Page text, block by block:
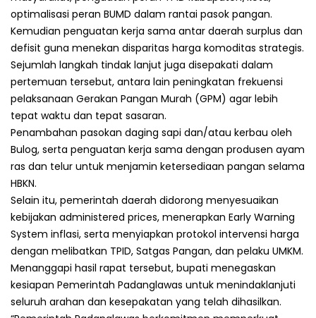
optimalisasi peran BUMD dalam rantai pasok pangan.
Kemudian penguatan kerja sama antar daerah surplus dan
defisit guna menekan disparitas harga komoditas strategis.
Sejumlah langkah tindak lanjut juga disepakati dalam
pertemuan tersebut, antara lain peningkatan frekuensi
pelaksanaan Gerakan Pangan Murah (GPM) agar lebih
tepat waktu dan tepat sasaran.
Penambahan pasokan daging sapi dan/atau kerbau oleh
Bulog, serta penguatan kerja sama dengan produsen ayam
ras dan telur untuk menjamin ketersediaan pangan selama
HBKN.
Selain itu, pemerintah daerah didorong menyesuaikan
kebijakan administered prices, menerapkan Early Warning
System inflasi, serta menyiapkan protokol intervensi harga
dengan melibatkan TPID, Satgas Pangan, dan pelaku UMKM.
Menanggapi hasil rapat tersebut, bupati menegaskan
kesiapan Pemerintah Padanglawas untuk menindaklanjuti
seluruh arahan dan kesepakatan yang telah dihasilkan.